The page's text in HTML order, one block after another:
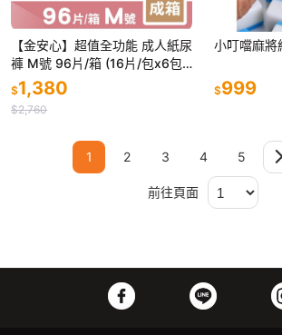
【金安心】超值全功能 成人紙尿
褲 M號 96片/箱 (16片/包x6包)
成箱價優惠
$1,380
$2,760
小叮噹麻將
$999
1 2 3 4 5
前往頁面